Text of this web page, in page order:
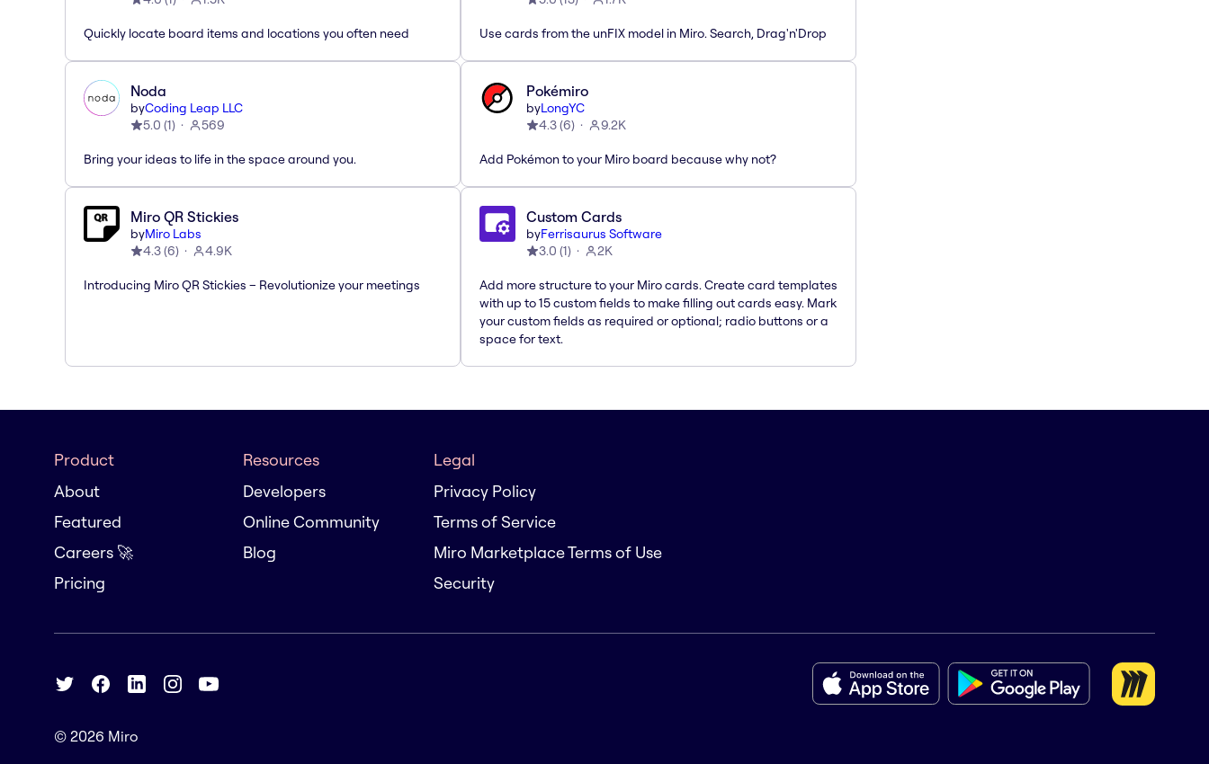
Quickly locate board items and locations you often need Use cards from the unFIX model in Miro. Search, Drag'n'Drop
Noda
byCoding Leap LLC
5.0 (1) 569
Bring your ideas to life in the space around you.
Pokémiro
byLongYC
4.3(6) 9.2K
Add Pokémon to your Miro board because why not?
Miro QR Stickies
byMiro Labs
4.3(6) 4.9K
Introducing Miro QR Stickies – Revolutionize your meetings
Custom Cards
byFerrisaurus Software
3.0 (1) 2K
Add more structure to your Miro cards. Create card templates
with up to 15 custom fields to make filling out cards easy. Mark
your custom fields as required or optional; radio buttons or a
space for text.
Product
About
Featured
Careers 🚀
Pricing
Resources
Developers
Online Community
Blog
Legal
Privacy Policy
Terms of Service
Miro Marketplace Terms of Use
Security
© 2026 Miro